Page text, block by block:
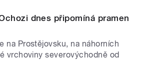
dnes připomíná pramen
na Prostějovsku, na náhorních
vrchoviny severovýchodně od